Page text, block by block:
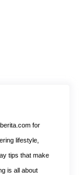
for
lifestyle,
tips that make
is all about